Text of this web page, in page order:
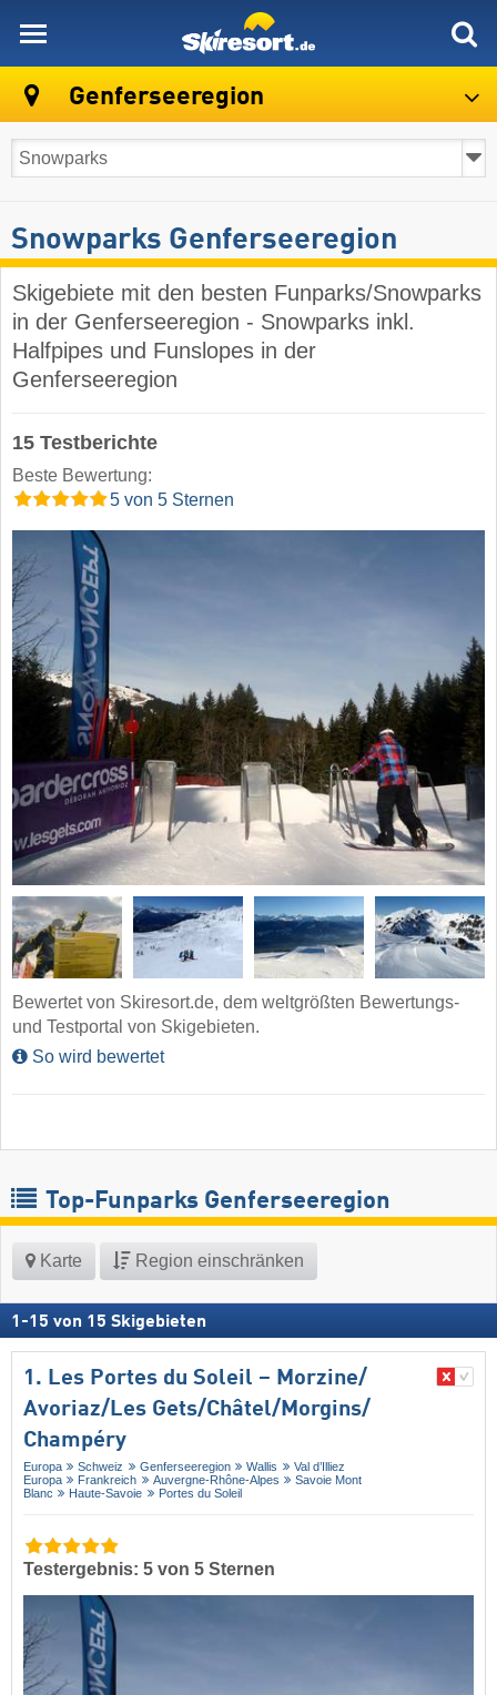
Genferseeregion
Snowparks Genferseeregion
Skigebiete mit den besten Funparks/Snowparks
in der Genferseeregion - Snowparks inkl.
Halfpipes und Funslopes in der
Genferseeregion
15 Testberichte
Beste Bewertung:
5 von 5 Sternen
Bewertet von Skiresort.de, dem weltgrößten Bewertungs-
und Testportal von Skigebieten.
So wird bewertet
Top-Funparks Genferseeregion
Karte Region einschränken
1 -15 von 15 Skigebieten
1. Les Portes du Soleil – Morzine/​
Avoriaz/​Les Gets/​Châtel/​Morgins/​
Champéry
Europa Schweiz Genferseeregion Wallis
Val d’Illiez
Europa
Frankreich Auvergne-Rhône-Alpes
Savoie Mont
Blanc
Haute-Savoie Portes du Soleil
Testergebnis: 5 von 5 Sternen